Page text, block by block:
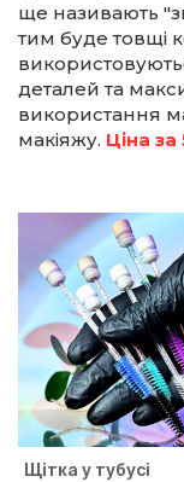
ще називають
тим буде товщі
деталей та
використання
макіяжу. Ціна
Щітка у тубусі